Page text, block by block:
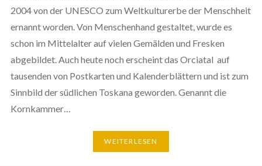
2004 von der UNESCO zum Weltkulturerbe der Menschheit
ernannt worden. Von Menschenhand gestaltet, wurde es
schon im Mittelalter auf vielen Gemälden und Fresken
abgebildet. Auch heute noch erscheint das Orciatal auf
tausenden von Postkarten und Kalenderblättern und ist zum
Sinnbild der südlichen Toskana geworden. Genannt die
Kornkammer…
WEITERLESEN